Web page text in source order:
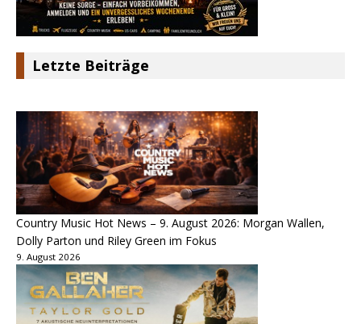
Letzte Beiträge
Country Music Hot News – 9. August 2026: Morgan Wallen,
Dolly Parton und Riley Green im Fokus
9. August 2026